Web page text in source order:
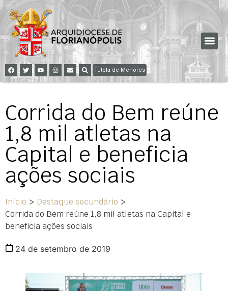
Tutela de Menores
Corrida do Bem reúne
1,8 mil atletas na
Capital e beneficia
ações sociais
Início > Destaque secundário >
Corrida do Bem reúne 1,8 mil atletas na Capital e
beneficia ações sociais
24 de setembro de 2019